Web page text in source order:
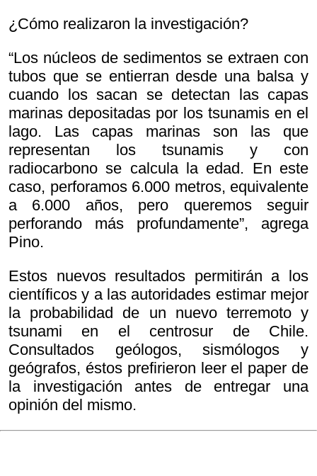
¿Cómo realizaron la investigación?
“Los núcleos de sedimentos se extraen con
tubos que se entierran desde una balsa y
cuando los sacan se detectan las capas
marinas depositadas por los tsunamis en el
lago. Las capas marinas son las que
representan los tsunamis y con
radiocarbono se calcula la edad. En este
caso, perforamos 6.000 metros, equivalente
a 6.000 años, pero queremos seguir
perforando más profundamente”, agrega
Pino.
Estos nuevos resultados permitirán a los
científicos y a las autoridades estimar mejor
la probabilidad de un nuevo terremoto y
tsunami en el centrosur de Chile.
Consultados geólogos, sismólogos y
geógrafos, éstos prefirieron leer el paper de
la investigación antes de entregar una
opinión del mismo.